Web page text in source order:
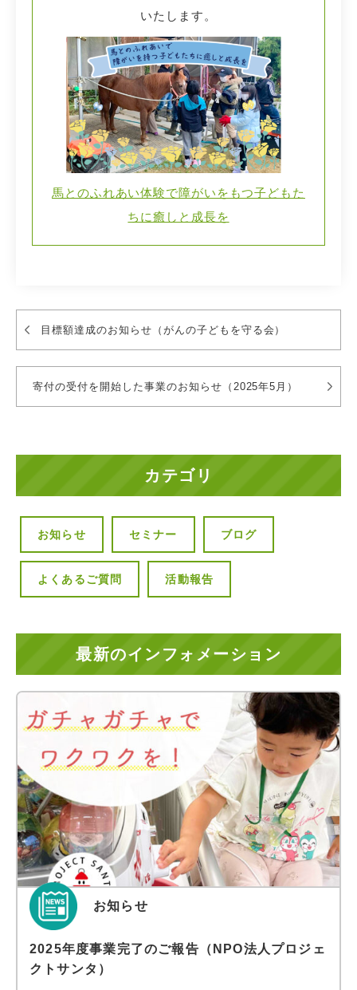
いたします。
馬とのふれあい体験で障がいをもつ子どもた
ちに癒しと成長を
目標額達成のお知らせ（がんの子どもを守る会）
寄付の受付を開始した事業のお知らせ（2025年5月）
カテゴリ
お知らせ セミナー ブログ
よくあるご質問 活動報告
最新のインフォメーション
お知らせ
2025年度事業完了のご報告（NPO法人プロジェ
クトサンタ）